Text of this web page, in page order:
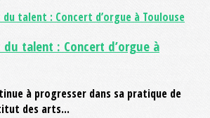
talent : Concert d’orgue à
à progresser dans sa pratique de
des arts...